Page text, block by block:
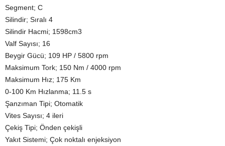
Segment; C
Silindir; Sıralı 4
Silindir Hacmi; 1598cm3
Valf Sayısı; 16
Beygir Gücü; 109 HP / 5800 rpm
Maksimum Tork; 150 Nm / 4000 rpm
Maksimum Hız; 175 Km
0-100 Km Hızlanma; 11.5 s
Şanzıman Tipi; Otomatik
Vites Sayısı; 4 ileri
Çekiş Tipi; Önden çekişli
Yakıt Sistemi; Çok noktalı enjeksiyon